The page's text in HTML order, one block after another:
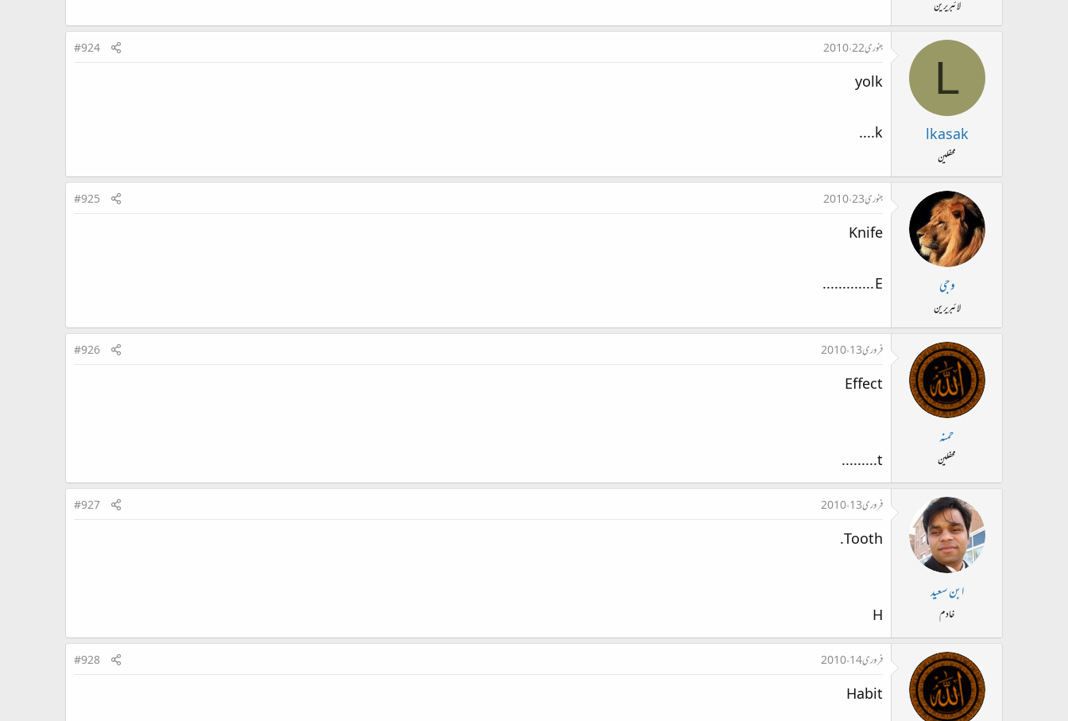
لائبریرین
L
lkasak
محفلین
جنوری 22، 2010 #924
yolk
k....
وجی
لائبریرین
جنوری 23، 2010 #925
Knife
E .............
حمنہ
محفلین
فروری 13، 2010 #926
Effect
t.........
ابن سعید
خادم
فروری 13، 2010 #927
Tooth.
H
فروری 14، 2010 #928
Habit